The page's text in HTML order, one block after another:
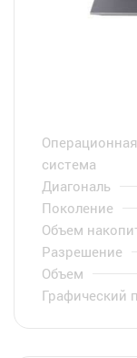
Операционная
система
Диагональ
Поколение
Объем
Разрешение
Объем
Графический